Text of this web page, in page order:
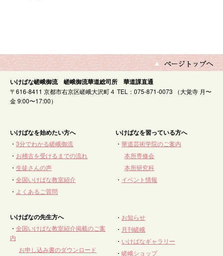
いけばな嵯峨御流 嵯峨御流華道総司所 華道課直通
〒616-8411 京都市右京区嵯峨大沢町４ TEL：075-871-0073 （大覚寺 月〜
金 9:00〜17:00）
いけばなを始めたい方へ
・ 3分でわかる嵯峨御流
・ お稽古を受けるまでの流れ
・ 生徒さんの声
・ 全国いけばな教室紹介
・ よくあるご質問
いけばなを習っている方へ
・華道芸術学院のご案内
本所専修会
本所研究科
・ イベント情報
いけばなの先生方へ
・ 全国いけばな教室紹介掲載のご案
内
お申し込み書のダウンロード
・ お知らせ
・ 月刊嵯峨
・ いけばなギャラリー
・嵯峨ショップ